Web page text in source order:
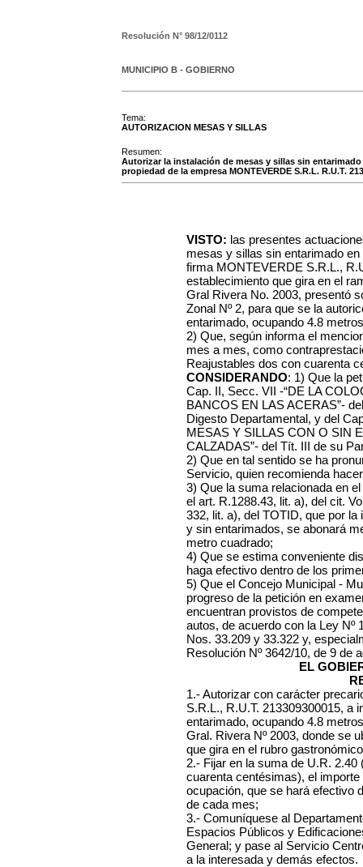
Resolución N° 98/12/0112
MUNICIPIO B - GOBIERNO
Tema:
AUTORIZACION MESAS Y SILLAS
Resumen:
Autorizar la instalación de mesas y sillas sin
propiedad de la empresa MONTEVERDE S.R.L. R.U.T.
VISTO: las presentes
mesas y sillas sin entarimado
firma MONTEVERDE S.R.L.,
establecimiento que gira en el
Gral Rivera No. 2003, presentó
Zonal Nº 2, para que se la
entarimado, ocupando 4.8
2) Que, según informa el
mes a mes, como
Reajustables dos con cuarenta
CONSIDERANDO: 1) Que la
Cap. II, Secc. VII -“DE LA
BANCOS EN LAS ACERAS”-
Digesto Departamental, y del
MESAS Y SILLAS CON O SIN
CALZADAS”- del Tít. III de su
2) Que en tal sentido se ha
Servicio, quien recomienda
3) Que la suma relacionada en
el art. R.1288.43, lit. a), del cit.
332, lit. a), del TOTID, que por
y sin entarimados, se abonará
metro cuadrado;
4) Que se estima conveniente
haga efectivo dentro de los
5) Que el Concejo Municipal -
progreso de la petición en
encuentran provistos de
autos, de acuerdo con la Ley Nº
Nos. 33.209 y 33.322 y,
Resolución Nº 3642/10, de 9 de
EL
1.- Autorizar con carácter
S.R.L., R.U.T. 213309300015, a
entarimado, ocupando 4.8
Gral. Rivera Nº 2003, donde se
que gira en el rubro
2.- Fijar en la suma de U.R.
cuarenta centésimas), el
ocupación, que se hará efectivo
de cada mes;
3.- Comuníquese al
Espacios Públicos y
General; y pase al Servicio
a la interesada y demás efectos.